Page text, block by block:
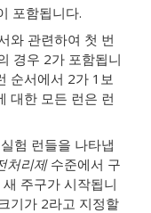
포함됩니다.
와 관련하여 첫 번
경우 2가 포함됩니
순서에서 2가 1보
대한 모든 런은 런
험 런들을 나타냅
처리제수준에서 구
주구가 시작됩니
기가 2라고 지정할